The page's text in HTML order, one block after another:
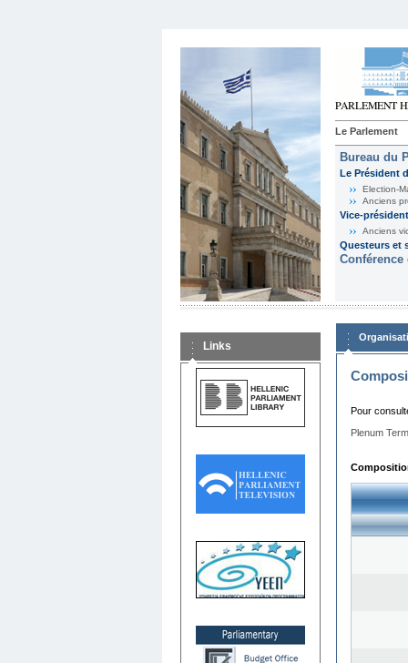
Le Parlement
Bureau du
Le Président
Election-
Anciens
Vice-
Anciens
Questeurs et
Links
Pour
Plenum